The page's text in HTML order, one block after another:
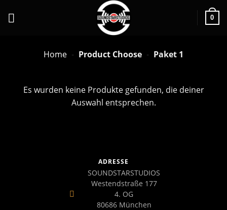
0
Home - Product Choose - Paket 1
Es wurden keine Produkte gefunden, die deiner
Auswahl entsprechen.
ADRESSE
SOUNDSTARSTUDIOS
Westendstraße 177
4. OG
80686 München